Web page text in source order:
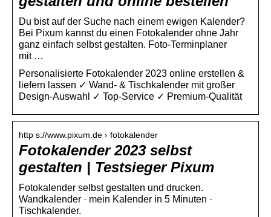
Du bist auf der Suche nach einem ewigen Kalender?
Bei Pixum kannst du einen Fotokalender ohne Jahr
ganz einfach selbst gestalten. Foto-Terminplaner
mit …
Personalisierte Fotokalender 2023 online erstellen &
liefern lassen ✓ Wand- & Tischkalender mit großer
Design-Auswahl ✓ Top-Service ✓ Premium-Qualität
http s://www.pixum.de › fotokalender
Fotokalender 2023 selbst
gestalten | Testsieger Pixum
Fotokalender selbst gestalten und drucken.
Wandkalender · mein Kalender in 5 Minuten ·
Tischkalender.